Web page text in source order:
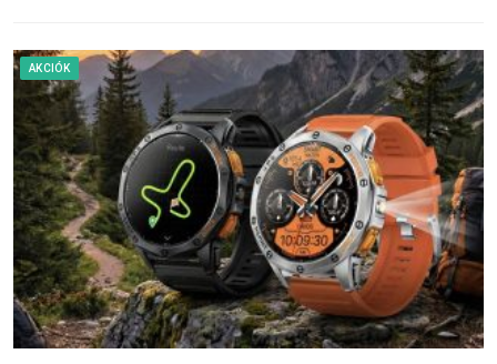
AKCIÓK